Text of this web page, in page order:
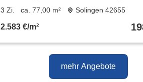
77 m²
3 Zi. ca. 77,00 m² Solingen 42655
2.583 €/m²
mehr Angebote